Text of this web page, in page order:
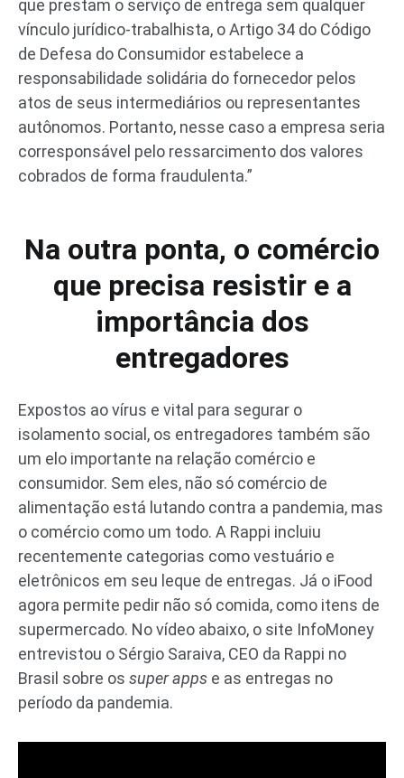
que prestam o serviço de entrega sem qualquer
vínculo jurídico-trabalhista, o Artigo 34 do Código
de Defesa do Consumidor estabelece a
responsabilidade solidária do fornecedor pelos
atos de seus intermediários ou representantes
autônomos. Portanto, nesse caso a empresa seria
corresponsável pelo ressarcimento dos valores
cobrados de forma fraudulenta.”
Na outra ponta, o comércio
que precisa resistir e a
importância dos
entregadores
Expostos ao vírus e vital para segurar o
isolamento social, os entregadores também são
um elo importante na relação comércio e
consumidor. Sem eles, não só comércio de
alimentação está lutando contra a pandemia, mas
o comércio como um todo. A Rappi incluiu
recentemente categorias como vestuário e
eletrônicos em seu leque de entregas. Já o iFood
agora permite pedir não só comida, como itens de
supermercado. No vídeo abaixo, o site InfoMoney
entrevistou o Sérgio Saraiva, CEO da Rappi no
Brasil sobre os super apps e as entregas no
período da pandemia.